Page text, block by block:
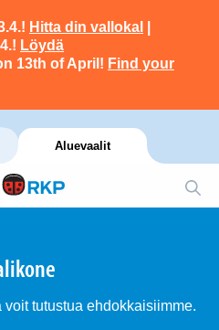
Hitta din vallokal
Löydä
13th of April! Find your
Aluevaalit
tutustua ehdokkaisiimme.